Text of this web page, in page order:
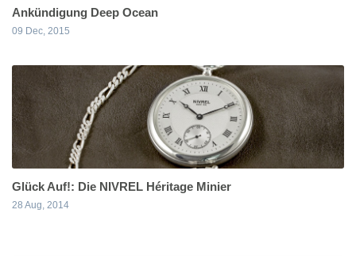
Ankündigung Deep Ocean
09 Dec, 2015
Glück Auf!: Die NIVREL Héritage Minier
28 Aug, 2014